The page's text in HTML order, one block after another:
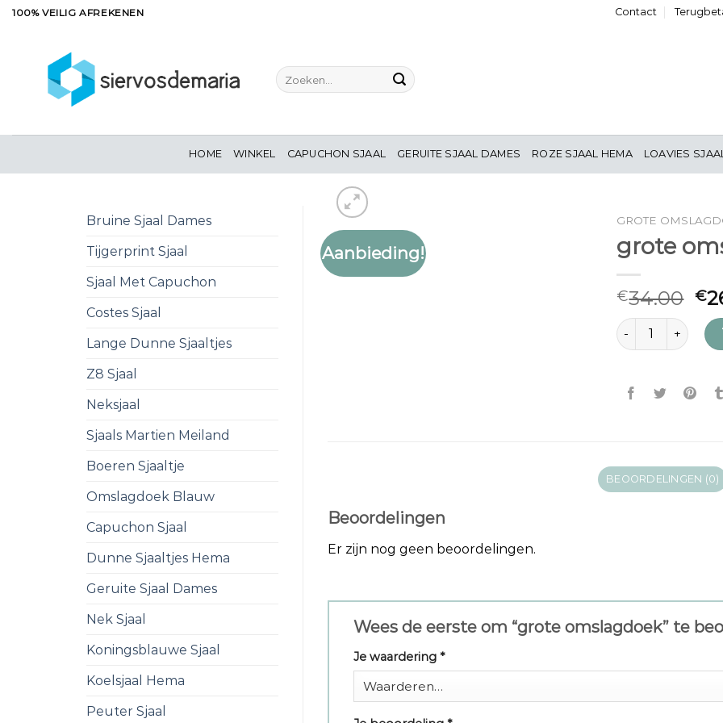
Ga100% VEILIG AFREKENEN Contact
Zoeken
naar:
HOME WINKEL CAPUCHON SJAAL GERUITE SJAAL DAMES ROZE SJAAL HEMA LOAVIES
Bruine Sjaal Dames
Tijgerprint Sjaal
Sjaal Met Capuchon
Costes Sjaal
Lange Dunne Sjaaltjes
Z8 Sjaal
Neksjaal
Sjaals Martien Meiland
Boeren Sjaaltje
Omslagdoek Blauw
Capuchon Sjaal
Dunne Sjaaltjes Hema
Geruite Sjaal Dames
Nek Sjaal
Koningsblauwe Sjaal
Koelsjaal Hema
Peuter Sjaal
Aanbieding!
GROTE
grote
€34.00 €
grote
BEOORDELINGEN (0)
Beoordelingen
Er zijn nog geen beoordelingen.
Wees de eerste om “grote omslagdoek” te
Je waardering *